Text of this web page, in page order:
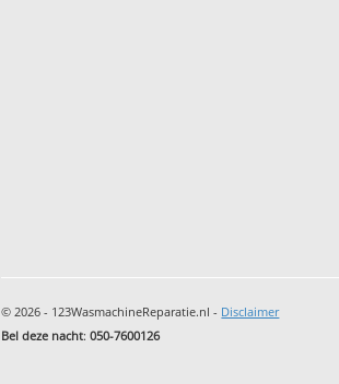
© 2026 - 123WasmachineReparatie.nl - Disclaimer
Bel deze nacht:050-7600126